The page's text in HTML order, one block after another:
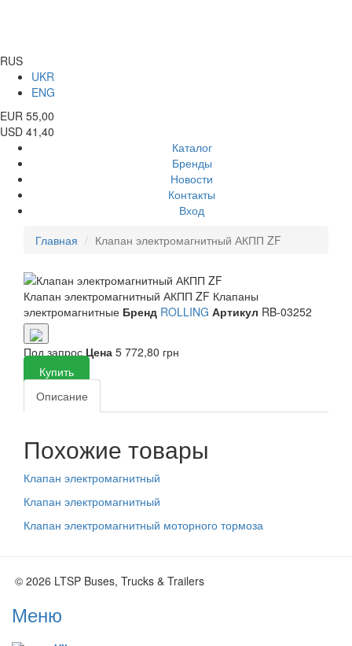
RUS
UKR
ENG
EUR 55,00
USD 41,40
Каталог
Бренды
Новости
Контакты
Вход
Главная
Клапан электромагнитный АКПП ZF
Клапан электромагнитный АКПП ZF Клапаны
электромагнитные Бренд ROLLING Артикул RB-03252
Под запросЦена 5 772,80 грн
Купить
Описание
Похожие товары
Клапан электромагнитный
Клапан электромагнитный
Клапан электромагнитный моторного тормоза
© 2026 LTSP Buses, Trucks & Trailers
Меню